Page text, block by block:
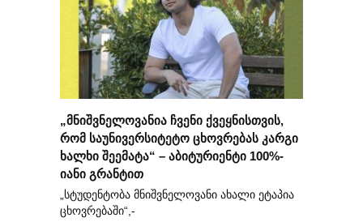
„მნიშვნელოვანია ჩვენი ქვეყნისთვის,
რომ საუნივერსიტეტო ცხოვრებას კარგი
ხალხი შეემატა“ – აბიტურიენტი 100%-
იანი გრანტით
„სტუდენტობა მნიშვნელოვანი ახალი ეტაპია
ცხოვრებაში“,-